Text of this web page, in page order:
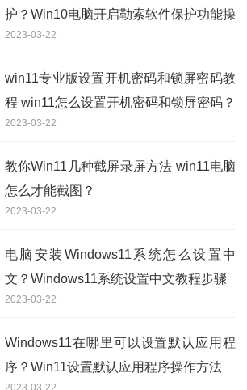
护？Win10电脑开启勒索软件保护功能操
作方法
2023-03-22
win11专业版设置开机密码和锁屏密码教
程 win11怎么设置开机密码和锁屏密码？
2023-03-22
教你Win11几种截屏录屏方法 win11电脑
怎么才能截图？
2023-03-22
电脑安装Windows11系统怎么设置中
文？Windows11系统设置中文教程步骤
2023-03-22
Windows11在哪里可以设置默认应用程
序？Win11设置默认应用程序操作方法
2023-03-22